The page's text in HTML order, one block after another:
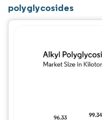
polyglycosides